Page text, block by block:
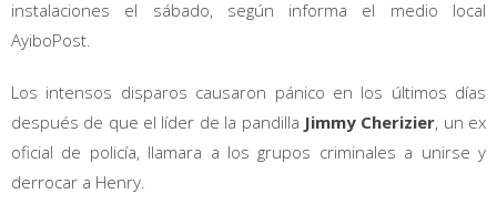
instalaciones el sábado, según informa el medio local
AyiboPost.
Los intensos disparos causaron pánico en los últimos días
después de que el líder de la pandilla Jimmy Cherizier, un ex
oficial de policía, llamara a los grupos criminales a unirse y
derrocar a Henry.